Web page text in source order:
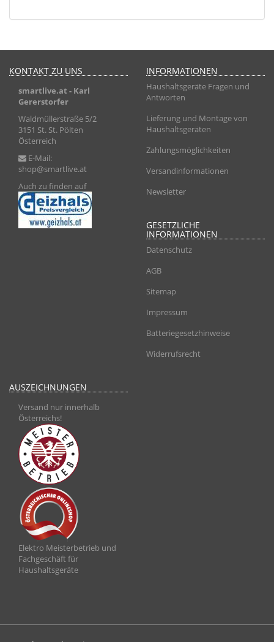
KONTAKT ZU UNS
smartlive.at - Karl
Gererstorfer
Waldmüllerstraße 5/2
3151 St. St. Pölten
Österreich
E-Mail:
shop@smartlive.at
Auch zu finden auf
INFORMATIONEN
Haushaltsgeräte Fragen und
Antworten
Lieferung und Montage von
Haushaltsgeräten
Zahlungsmöglichkeiten
Versandinformationen
Newsletter
GESETZLICHE
INFORMATIONEN
Datenschutz
AGB
Sitemap
Impressum
Batteriegesetzhinweise
Widerrufsrecht
AUSZEICHNUNGEN
Versand nur innerhalb
Österreichs!
Elektro Meisterbetrieb und
Fachgeschäft für
Haushaltsgeräte